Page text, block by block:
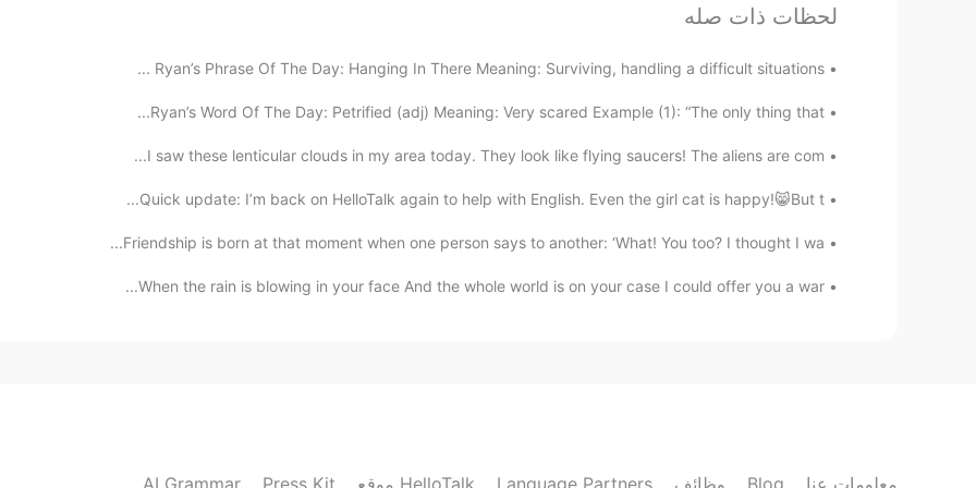
Clara
Hola! Yo puedo
ES
EN
Yo quisiera aprender más inglés, you can help me please? ☺
ES
EN
لحظات ذات صله
Ryan’s Phrase Of The Day: Hanging In There Meaning: Surviving, handling a difficult situations ...
Ryan’s Word Of The Day: Petrified (adj) Meaning: Very scared Example (1): “The only thing that...
I saw these lenticular clouds in my area today. They look like flying saucers! The aliens are com...
Quick update: I’m back on HelloTalk again to help with English. Even the girl cat is happy!😸But t...
Friendship is born at that moment when one person says to another: ‘What! You too? I thought I wa...
When the rain is blowing in your face And the whole world is on your case I could offer you a war...
AI Grammar Press Kit موقع HelloTalk Language Partners وظائف Blog معلومات عنا